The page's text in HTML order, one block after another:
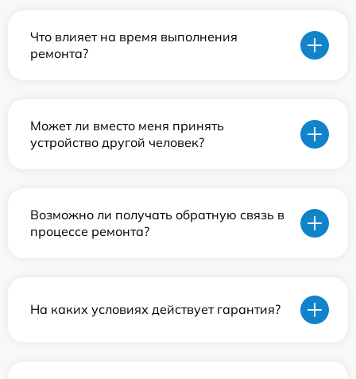
Что влияет на время выполнения
ремонта?
Может ли вместо меня принять
устройство другой человек?
Возможно ли получать обратную связь в
процессе ремонта?
На каких условиях действует гарантия?